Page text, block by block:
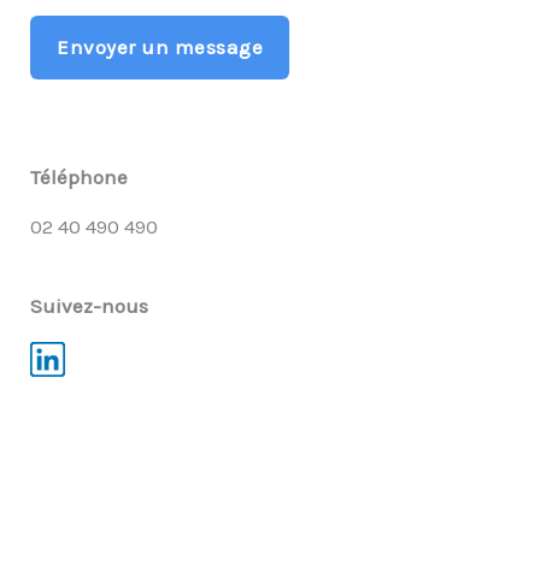
g
Envoyer un message
Téléphone
02 40 490 490
Suivez-nous
L